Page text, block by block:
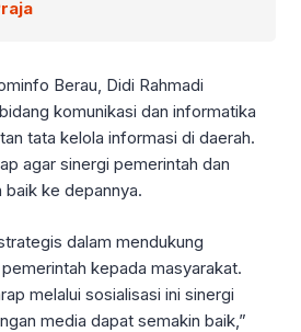
Berau, Didi Rahmadi
komunikasi dan informatika
tata kelola informasi di daerah.
agar sinergi pemerintah dan
ke depannya.
dalam mendukung
kepada masyarakat.
melalui sosialisasi ini sinergi
media dapat semakin baik,”